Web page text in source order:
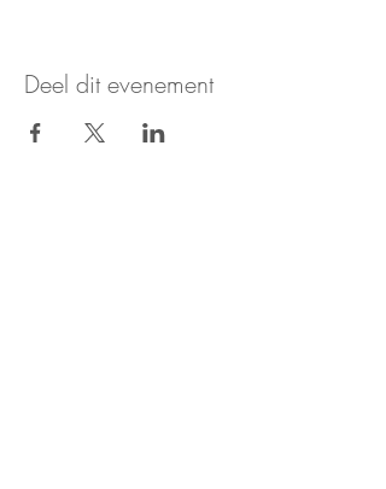
Deel dit evenement